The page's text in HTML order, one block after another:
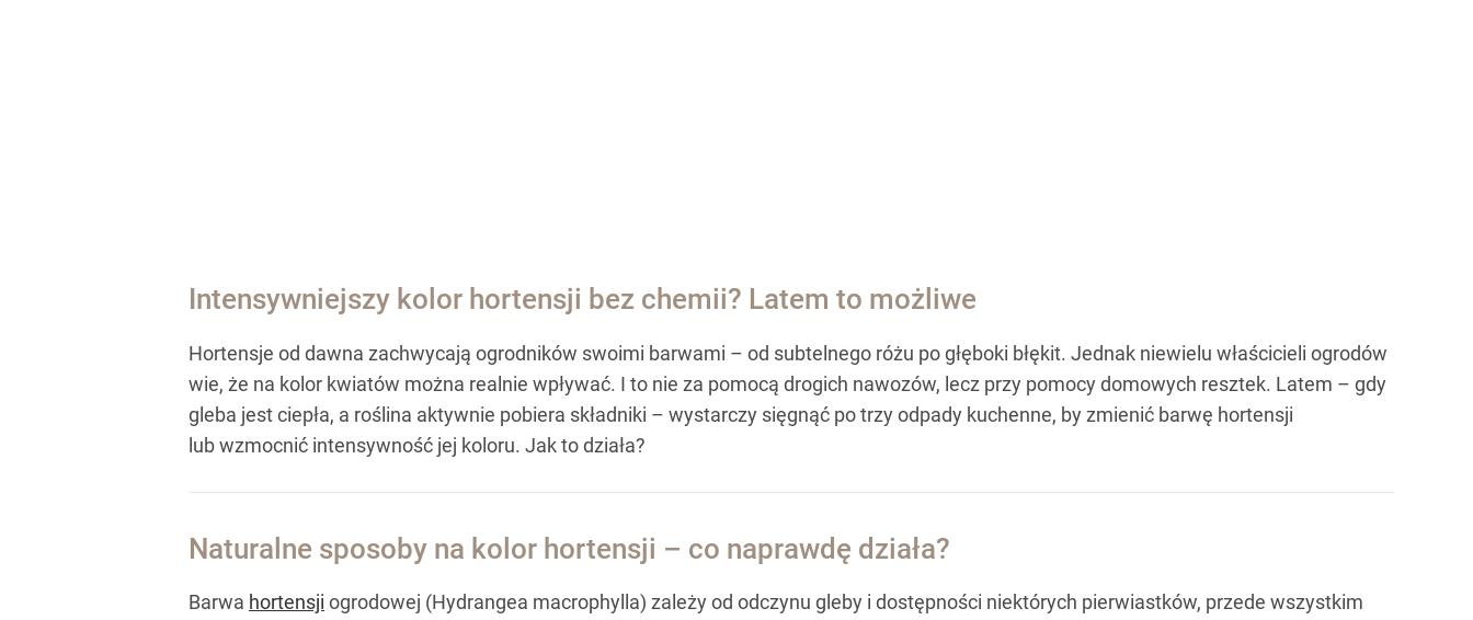
Intensywniejszy kolor hortensji bez chemii? Latem to możliwe
Hortensje od dawna zachwycają ogrodników swoimi barwami – od subtelnego różu po głęboki błękit. Jednak niewielu właścicieli ogrodów
wie, że na kolor kwiatów można realnie wpływać. I to nie za pomocą drogich nawozów, lecz przy pomocy domowych resztek. Latem – gdy
gleba jest ciepła, a roślina aktywnie pobiera składniki – wystarczy sięgnąć po trzy odpady kuchenne, by zmienić barwę hortensji
lub wzmocnić intensywność jej koloru. Jak to działa?
Naturalne sposoby na kolor hortensji – co naprawdę działa?
Barwa hortensji ogrodowej (Hydrangea macrophylla) zależy od odczynu gleby i dostępności niektórych pierwiastków, przede wszystkim